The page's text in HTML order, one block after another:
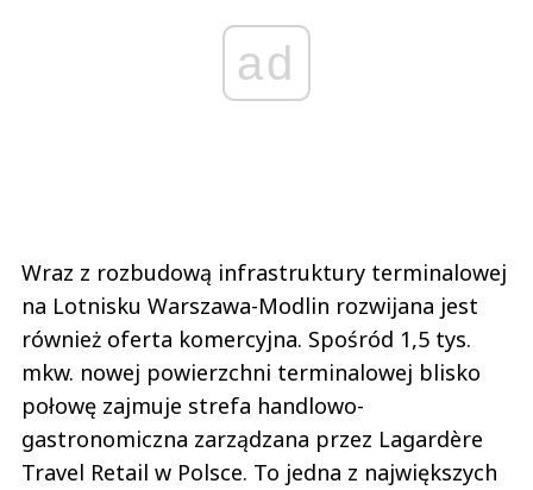
ad
Wraz z rozbudową infrastruktury terminalowej
na Lotnisku Warszawa-Modlin rozwijana jest
również oferta komercyjna. Spośród 1,5 tys.
mkw. nowej powierzchni terminalowej blisko
połowę zajmuje strefa handlowo-
gastronomiczna zarządzana przez Lagardère
Travel Retail w Polsce. To jedna z największych